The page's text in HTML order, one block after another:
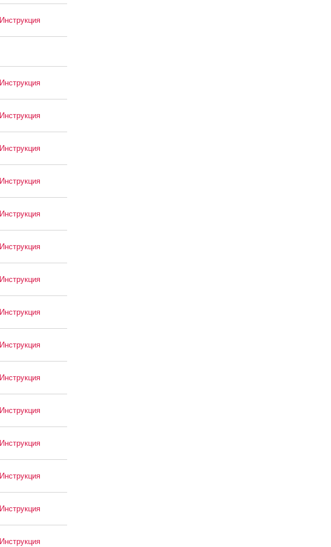
Инструкция
Инструкция
Инструкция
Инструкция
Инструкция
Инструкция
Инструкция
Инструкция
Инструкция
Инструкция
Инструкция
Инструкция
Инструкция
Инструкция
Инструкция
Инструкция